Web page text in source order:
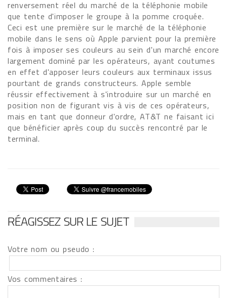
renversement réel du marché de la téléphonie mobile
que tente d'imposer le groupe à la pomme croquée.
Ceci est une première sur le marché de la téléphonie
mobile dans le sens où Apple parvient pour la première
fois à imposer ses couleurs au sein d'un marché encore
largement dominé par les opérateurs, ayant coutumes
en effet d'apposer leurs couleurs aux terminaux issus
pourtant de grands constructeurs. Apple semble
réussir effectivement à s'introduire sur un marché en
position non de figurant vis à vis de ces opérateurs,
mais en tant que donneur d'ordre, AT&T ne faisant ici
que bénéficier après coup du succès rencontré par le
terminal.
RÉAGISSEZ SUR LE SUJET
Votre nom ou pseudo :
Vos commentaires :